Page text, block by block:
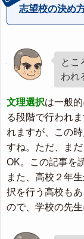
志望校の決め
とこ
われ
文理選択は一般
る段階で行われ
れますが、この
すね。ただ、ま
OK。この記事を
また、高校２年
択を行う高校も
ので、学校の先